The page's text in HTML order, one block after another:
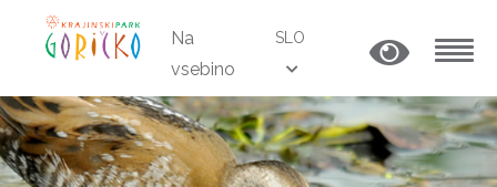
Na
vsebino
SLO